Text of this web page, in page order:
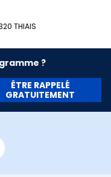
THIAIS
?
ÊTRE RAPPELÉ
GRATUITEMENT